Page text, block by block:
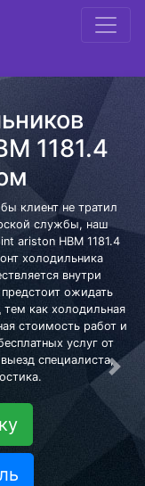
1181.4
клиент не тратил
службы, наш
ariston HBM 1181.4
холодильника
внутри
ожидать
тем как холодильная
стоимость работ и
услуг от
специалиста,